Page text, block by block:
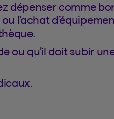
dépenser comme
l’achat
ou qu’il doit subir